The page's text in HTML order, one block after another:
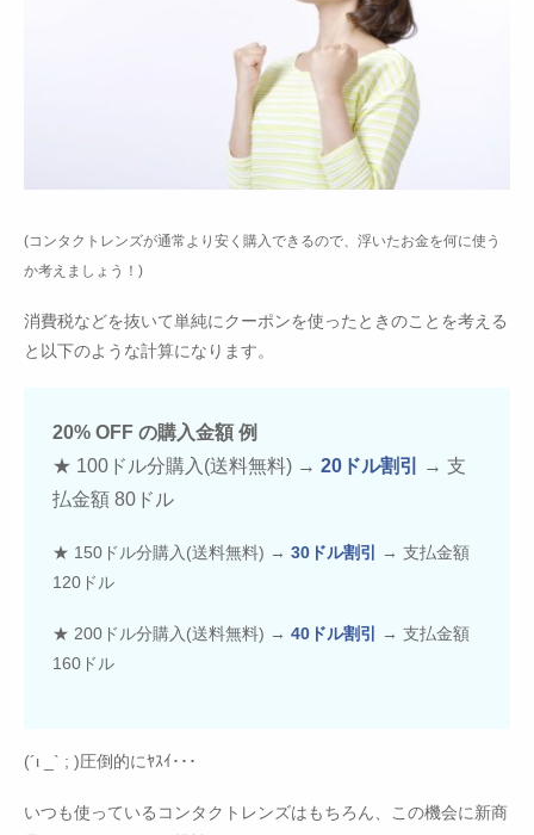
(コンタクトレンズが通常より安く購入できるので、浮いたお金を何に使う
か考えましょう！)
消費税などを抜いて単純にクーポンを使ったときのことを考える
と以下のような計算になります。
20% OFF の購入金額 例
★ 100ドル分購入(送料無料) → 20ドル割引
→ 支
払金額 80ドル
★ 150ドル分購入(送料無料) → 30ドル割引
→ 支払金額
120ドル
★ 200ドル分購入(送料無料) → 40ドル割引
→ 支払金額
160ドル
(´ι _` ; )圧倒的にﾔｽｲ･･･
いつも使っているコンタクトレンズはもちろん、この機会に新商